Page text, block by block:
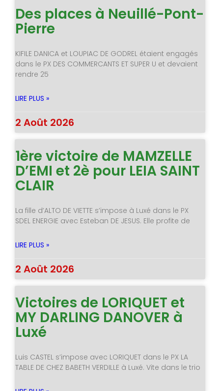
Des places à Neuillé-Pont-
Pierre
KIFILE DANICA et LOUPIAC DE GODREL étaient engagés
dans le PX DES COMMERCANTS ET SUPER U et devaient
rendre 25
LIRE PLUS »
2 Août 2026
1ère victoire de MAMZELLE
D’EMI et 2è pour LEIA SAINT
CLAIR
La fille d’ALTO DE VIETTE s’impose à Luxé dans le PX
SDEL ENERGIE avec Esteban DE JESUS. Elle profite de
LIRE PLUS »
2 Août 2026
Victoires de LORIQUET et
MY DARLING DANOVER à
Luxé
Luis CASTEL s’impose avec LORIQUET dans le PX LA
TABLE DE CHEZ BABETH VERDILLE à Luxé. Vite dans le trio